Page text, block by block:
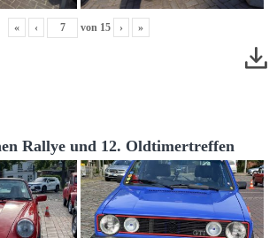
« ‹ von 15 › »
Rallye und 12. Oldtimertreffen